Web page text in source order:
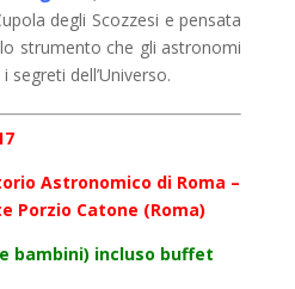
degli Scozzesi e pensata
strumento che gli astronomi
dell’Universo.
Astronomico di Roma –
Porzio Catone (Roma)
bambini) incluso buffet